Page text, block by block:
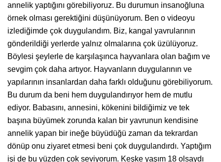
annelik yaptığını görebiliyoruz. Bu durumun insanoğluna
örnek olması gerektiğini düşünüyorum. Ben o videoyu
izlediğimde çok duygulandım. Biz, kangal yavrularının
gönderildiği yerlerde yalnız olmalarına çok üzülüyoruz.
Böylesi şeylerle de karşılaşınca hayvanlara olan bağım ve
sevgim çok daha artıyor. Hayvanların duygularının ve
yapılarının insanlardan daha farklı olduğunu görebiliyorum.
Bu durum da beni hem duygulandırıyor hem de mutlu
ediyor. Babasını, annesini, kökenini bildiğimiz ve tek
başına büyümek zorunda kalan bir yavrunun kendisine
annelik yapan bir ineğe büyüdüğü zaman da tekrardan
dönüp onu ziyaret etmesi beni çok duygulandırdı. Yaptığım
işi de bu yüzden çok seviyorum. Keşke yaşım 18 olsaydı